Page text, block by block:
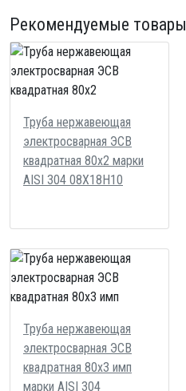
Рекомендуемые товары
Труба нержавеющая
электросварная ЭСВ
квадратная 80х2 марки
AISI 304 08Х18Н10
Труба нержавеющая
электросварная ЭСВ
квадратная 80х3 имп
марки AISI 304